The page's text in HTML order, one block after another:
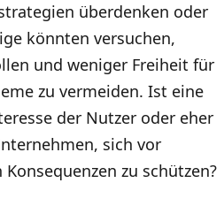
überdenken oder
könnten versuchen,
und weniger Freiheit für
zu vermeiden. Ist eine
der Nutzer oder eher
sich vor
zu schützen?